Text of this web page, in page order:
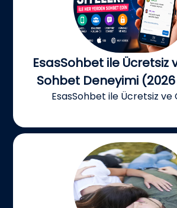
EsasSohbet ile Ücretsiz
Sohbet Deneyimi
EsasSohbet ile Ücretsiz ve